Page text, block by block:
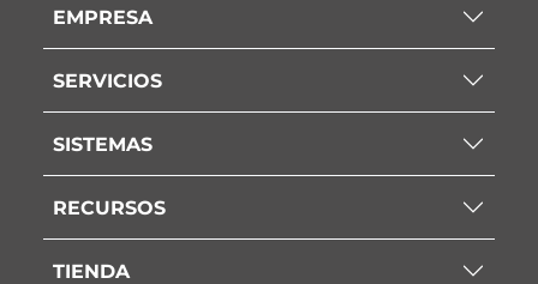
EMPRESA
SERVICIOS
SISTEMAS
RECURSOS
TIENDA